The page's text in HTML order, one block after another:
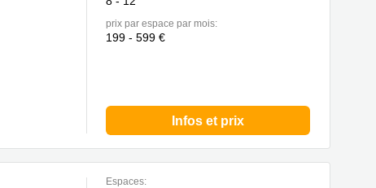
prix par espace par mois:
199 - 599 €
Infos et prix
Espaces: